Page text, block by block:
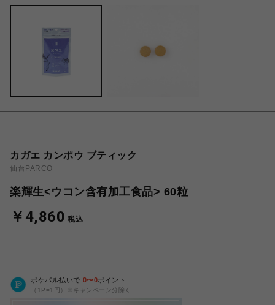
カガエ カンポウ ブティック
仙台PARCO
楽輝生<ウコン含有加工食品> 60粒
￥4,860 税込
ポケパル払いで 0〜0ポイント
（1P=1円）※キャンペーン分除く